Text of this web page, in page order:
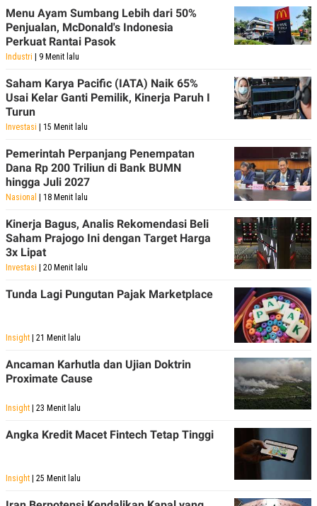
Menu Ayam Sumbang Lebih dari 50%
Penjualan, McDonald's Indonesia
Perkuat Rantai Pasok
Industri | 9 Menit lalu
Saham Karya Pacific (IATA) Naik 65%
Usai Kelar Ganti Pemilik, Kinerja Paruh I
Turun
Investasi | 15 Menit lalu
Pemerintah Perpanjang Penempatan
Dana Rp 200 Triliun di Bank BUMN
hingga Juli 2027
Nasional | 18 Menit lalu
Kinerja Bagus, Analis Rekomendasi Beli
Saham Prajogo Ini dengan Target Harga
3x Lipat
Investasi | 20 Menit lalu
Tunda Lagi Pungutan Pajak Marketplace
Insight | 21 Menit lalu
Ancaman Karhutla dan Ujian Doktrin
Proximate Cause
Insight | 23 Menit lalu
Angka Kredit Macet Fintech Tetap Tinggi
Insight | 25 Menit lalu